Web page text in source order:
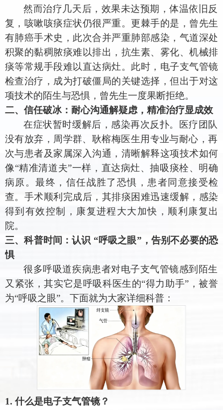
然而治疗几天后，效果未达预期，体温依旧反
复，咳嗽咳痰症状仍很严重。更棘手的是，曾先生
有肺癌手术史，此次合并严重肺部感染，气道深处
积聚的黏稠脓痰难以排出，抗生素、雾化、机械排
痰等常规手段难以直达病灶。此时，电子支气管镜
检查治疗，成为打破僵局的关键选择，但出于对这
项技术的陌生与恐惧，曾先生一度果断拒绝。
二、信任破冰：耐心沟通解疑虑，精准治疗显成效
在症状暂时缓解后，感染再次反扑。医疗团队
没有放弃， 周学群、 耿榕梅医生用专业与耐心，再
次与患者及家属深入沟通，清晰解释这项技术如何
像“精准清道夫”一样，直达病灶、抽吸痰栓、明确
病原。最终，信任战胜了恐惧，患者同意接受检
查。手术顺利完成后，其排痰困难迅速缓解，感染
得到有效控制，康复进程大大加快，顺利康复出
院。
三、科普时间：认识 “呼吸之眼”，告别不必要的恐
惧
很多呼吸道疾病患者对电子支气管镜感到陌生
又紧张，其实它是呼吸科医生的“得力助手”，被誉
为“呼吸之眼”。下面就为大家详细科普：
1. 什么是电子支气管镜？